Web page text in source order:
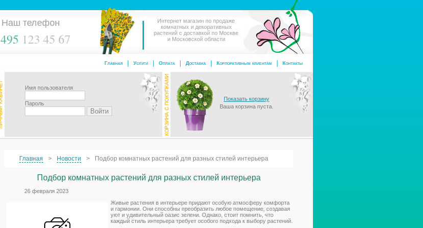
Наш телефон
495 123 45 67
Интернет магазин по продаже
комнатных и декоративных
растений с доставкой по Москве
и Московской области
Контакты
Корпоративным клиентам
Доставка
Оплата
Услуги
Главная
Имя пользователя
Пароль
Показать корзину
Ваша корзина пуста.
Главная Новости Подбор комнатных растений для разных стилей интерьера
Подбор комнатных растений для разных стилей интерьера
26 февраля 2023
Живые растения в интерьере придают особую атмосферу комфорта
и гармонии. Они способны преобразить любое помещение, создавая
уют и удивительный оазис зелени. Однако, стоит помнить, что
каждый стиль интерьера требует особого подхода к выбору растений.